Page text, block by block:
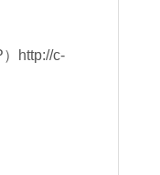
http://c-